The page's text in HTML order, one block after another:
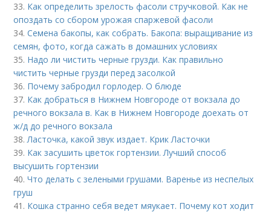
33. Как определить зрелость фасоли стручковой. Как не
опоздать со сбором урожая спаржевой фасоли
34.Семена бакопы, как собрать. Бакопа: выращивание из
семян, фото, когда сажать в домашних условиях
35. Надо ли чистить черные грузди. Как правильно
чистить черные грузди перед засолкой
36. Почему забродил горлодер. О блюде
37. Как добраться в Нижнем Новгороде от вокзала до
речного вокзала в. Как в Нижнем Новгороде доехать от
ж/д до речного вокзала
38.Ласточка, какой звук издает. Крик Ласточки
39. Как засушить цветок гортензии. Лучший способ
высушить гортензии
40.Что делать с зелеными грушами. Варенье из неспелых
груш
41. Кошка странно себя ведет мяукает. Почему кот ходит